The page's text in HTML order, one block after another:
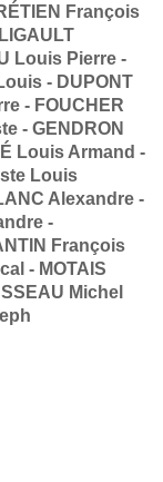
François
Louis Pierre -
- DUPONT
- FOUCHER
- GENDRON
Louis Armand -
Louis
Alexandre -
-
François
- MOTAIS
Michel